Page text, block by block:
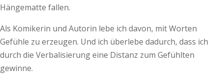
Hängematte fallen.
Als Komikerin und Autorin lebe ich davon, mit Worten
Gefühle zu erzeugen. Und ich überlebe dadurch, dass ich
durch die Verbalisierung eine Distanz zum Gefühlten
gewinne.